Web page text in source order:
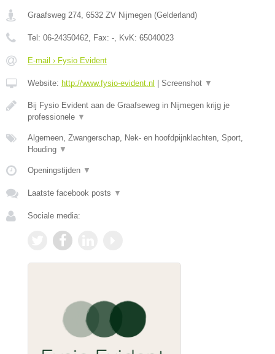
Graafsweg 274 6532 ZV Nijmegen (Gelderland)
Tel: 06-24350462 , Fax: - , KvK: 65040023
E-mail › Fysio Evident
Website: http://www.fysio-evident.nl Screenshot ▼
Bij Fysio Evident aan de Graafseweg in Nijmegen krijg je
professionele ▼
Algemeen, Zwangerschap, Nek- en hoofdpijnklachten, Sport,
Houding ▼
Openingstijden ▼
Laatste facebook posts ▼
Sociale media: